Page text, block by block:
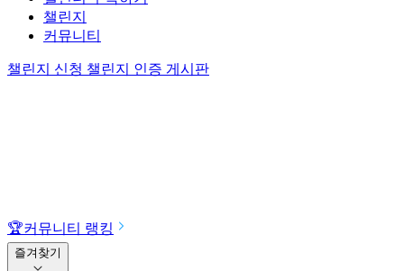
챌린지
커뮤니티
챌린지 신청 챌린지 인증 게시판
🏆커뮤니티 랭킹
즐겨찾기